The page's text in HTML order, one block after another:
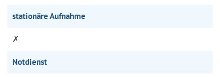
stationäre Aufnahme
✗
Notdienst